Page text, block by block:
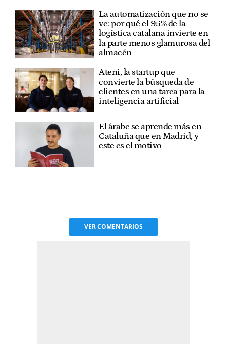
La automatización que no se
ve: por qué el 95% de la
logística catalana invierte en
la parte menos glamurosa del
almacén
Ateni, la startup que
convierte la búsqueda de
clientes en una tarea para la
inteligencia artificial
El árabe se aprende más en
Cataluña que en Madrid, y
este es el motivo
VERCOMENTARIOS